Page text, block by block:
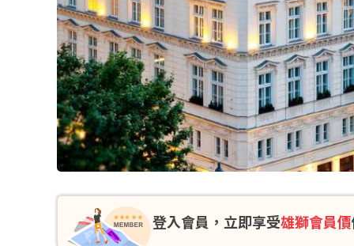
登入會員，立即享受雄獅會員價